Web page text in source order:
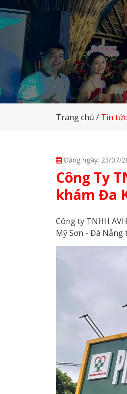
Trang chủ Tin
Đăng ngày: 23/07/
Công Ty
khám Đa
Công ty TNHH
Mỹ Sơn - Đà Nẵng